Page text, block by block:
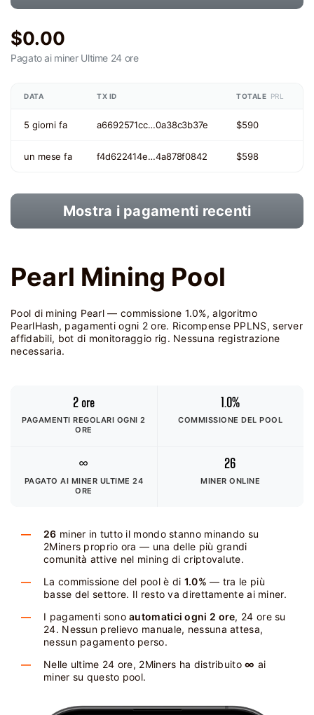
$0.00
Pagato ai miner Ultime 24 ore
DATA TX ID TOTALE PRL
5 giorni fa a6692571cc…0a38c3b37e $590
un mese fa f4d622414e…4a878f0842 $598
Mostra i pagamenti recenti
Pearl Mining Pool
Pool di mining Pearl — commissione 1.0%, algoritmo
PearlHash, pagamenti ogni 2 ore. Ricompense PPLNS, server
affidabili, bot di monitoraggio rig. Nessuna registrazione
necessaria.
2 ore
PAGAMENTI REGOLARI OGNI 2
ORE
1.0%
COMMISSIONE DEL POOL
∞
PAGATO AI MINER ULTIME 24
ORE
26
MINER ONLINE
26 miner in tutto il mondo stanno minando su
2Miners proprio ora — una delle più grandi
comunità attive nel mining di criptovalute.
La commissione del pool è di 1.0% — tra le più
basse del settore. Il resto va direttamente ai miner.
I pagamenti sonoautomatici ogni 2 ore, 24 ore su
24. Nessun prelievo manuale, nessuna attesa,
nessun pagamento perso.
Nelle ultime 24 ore, 2Miners ha distribuito∞ ai
miner su questo pool.